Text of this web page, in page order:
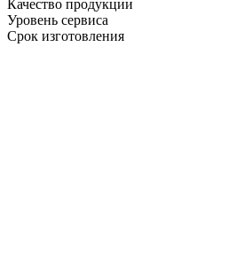
Качество продукции
Уровень сервиса
Срок изготовления